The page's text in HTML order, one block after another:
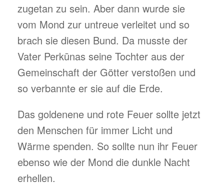
zugetan zu sein. Aber dann wurde sie
vom Mond zur untreue verleitet und so
brach sie diesen Bund. Da musste der
Vater Perkūnas seine Tochter aus der
Gemeinschaft der Götter verstoßen und
so verbannte er sie auf die Erde.
Das goldenene und rote Feuer sollte jetzt
den Menschen für immer Licht und
Wärme spenden. So sollte nun ihr Feuer
ebenso wie der Mond die dunkle Nacht
erhellen.